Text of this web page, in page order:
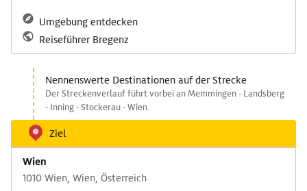
Umgebung entdecken
Reiseführer Bregenz
Nennenswerte Destinationen auf der Strecke
Der Streckenverlauf führt vorbei an Memmingen - Landsberg
- Inning - Stockerau - Wien.
Ziel
Wien
1010 Wien, Wien, Österreich